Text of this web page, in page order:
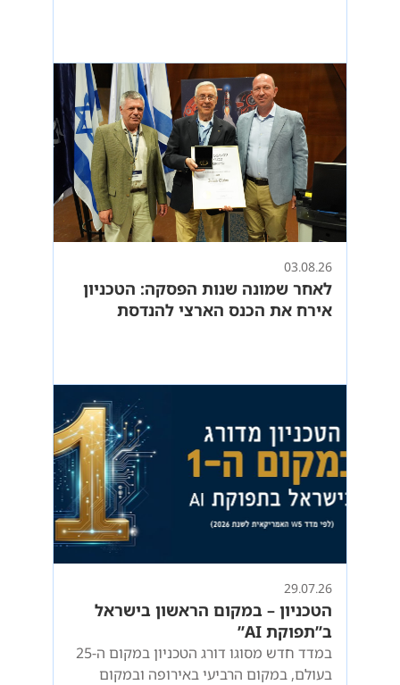
03.08.26
לאחר שמונה שנות הפסקה: הטכניון
אירח את הכנס הארצי להנדסת
29.07.26
הטכניון – במקום הראשון בישראל
ב”תפוקת AI”
במדד חדש מסוגו דורג הטכניון במקום ה-25
בעולם, במקום הרביעי באירופה ובמקום